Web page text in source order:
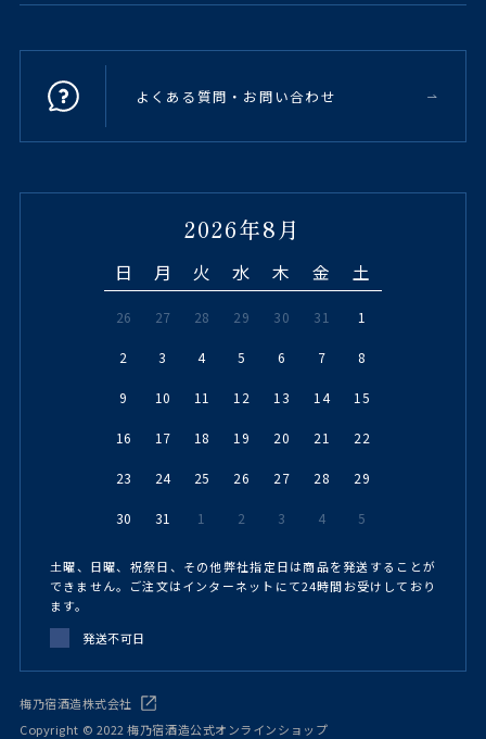
よくある質問・お問い合わせ
2026年8月
日 月 火 水 木 金 土
26 27 28 29 30 31 1
2 3 4 5 6 7 8
9 10 11 12 13 14 15
16 17 18 19 20 21 22
23 24 25 26 27 28 29
30 31 1 2 3 4 5
土曜、日曜、祝祭日、その他弊社指定日は商品を発送することが
できません。ご注文はインターネットにて24時間お受けしており
ます。
発送不可日
梅乃宿酒造株式会社
Copyright © 2022 梅乃宿酒造公式オンラインショップ